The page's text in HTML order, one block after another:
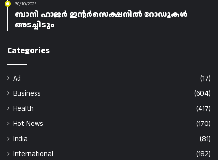
30/10/2025
ബാനി ഹാജർ ഇന്റർസെക്ഷനിൽ റോഡുകൾ
അടച്ചിടും
Categories
Ad
(17)
Business
(604)
Health
(417)
Hot News
(170)
India
(81)
International
(182)